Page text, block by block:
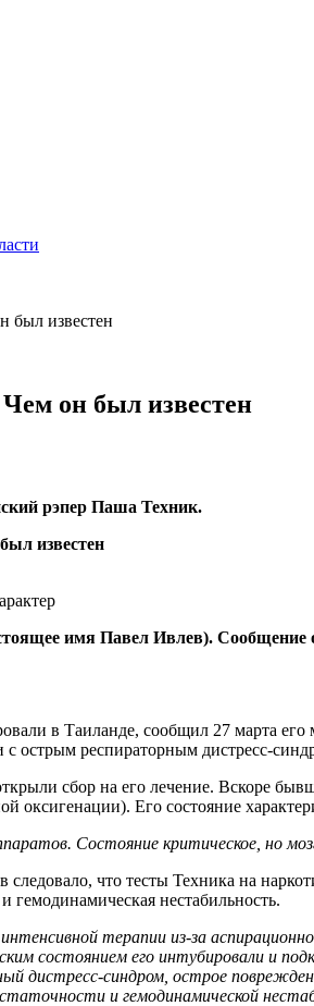
был известен
он был известен
рэпер Паша Техник.
имя Павел Ивлев). Сообщение
в Таиланде, сообщил 27 марта
с острым респираторным дистресс-
сбор на его лечение. Вскоре
оксигенации). Его состояние
Состояние критическое, но
что тесты Техника на
гемодинамическая нестабильность.
терапии из‑за
состоянием его интубировали и
дистресс-синдром, острое
и гемодинамической